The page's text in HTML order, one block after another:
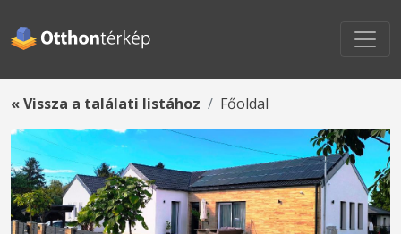
« Vissza a találati listához Főoldal